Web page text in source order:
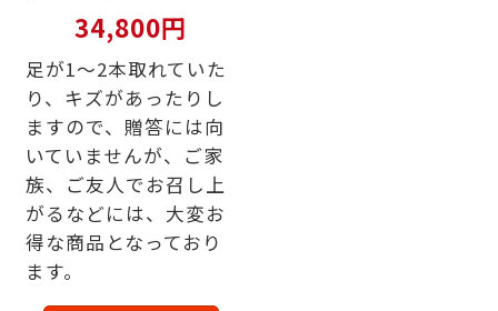
34,800円
足が1～2本取れていた
り、キズがあったりし
ますので、贈答には向
いていませんが、ご家
族、ご友人でお召し上
がるなどには、大変お
得な商品となっており
ます。